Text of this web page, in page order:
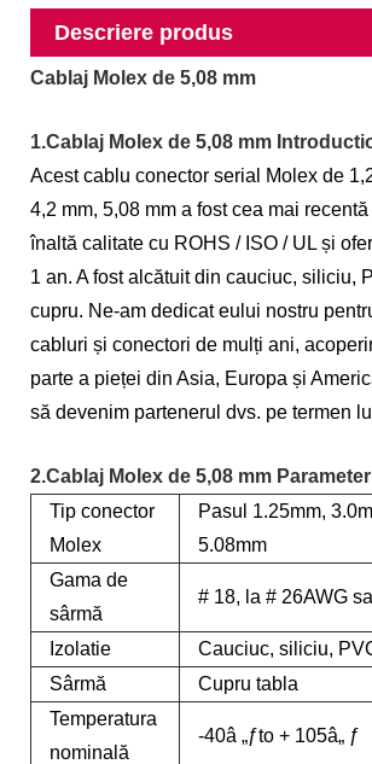
Descriere produs
Cablaj Molex de 5,08 mm
1.Cablaj Molex de 5,08 mm
Acest cablu conector serial Molex de
4,2 mm, 5,08 mm a fost cea mai
înaltă calitate cu ROHS / ISO / UL și
1 an. A fost alcătuit din cauciuc, siliciu,
cupru. Ne-am dedicat eului nostru
cabluri și conectori de mulți ani,
parte a pieței din Asia, Europa și
să devenim partenerul dvs. pe termen
2.Cablaj Molex de 5,08 mm
Tip conector
Molex
Pasul 1.25mm,
5.08mm
Gama de
sârmă
# 18, la # 26AWG
Izolatie
Cauciuc, siliciu,
Sârmă
Cupru tabla
Temperatura
nominală
-40â „ƒto + 105â„ ƒ